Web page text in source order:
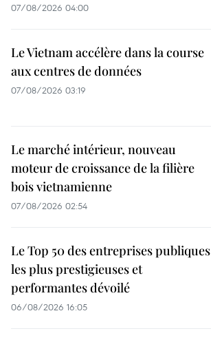
07/08/2026 04:00
Le Vietnam accélère dans la course
aux centres de données
07/08/2026 03:19
Le marché intérieur, nouveau
moteur de croissance de la filière
bois vietnamienne
07/08/2026 02:54
Le Top 50 des entreprises publiques
les plus prestigieuses et
performantes dévoilé
06/08/2026 16:05